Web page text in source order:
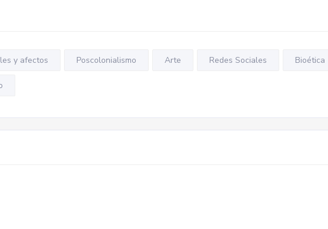
y afectos Poscolonialismo Arte Redes Sociales Bioética